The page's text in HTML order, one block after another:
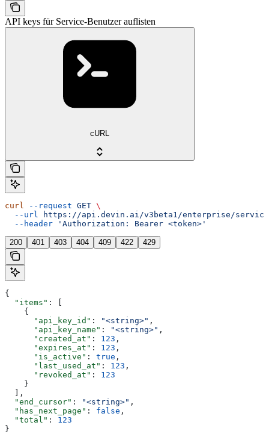
API keys für Service-Benutzer auflisten
cURL
curl --request GET \
  --url
https://api.devin.ai/v3beta1/enterprise/
  --header
'Authorization: Bearer <token>'
200 401 403 404 409 422 429
{
  "items"
: [
    {
      "api_key_id"
: "<string>" ,
      "api_key_name"
: "<string>" ,
      "created_at"
: 123 ,
      "expires_at"
: 123 ,
      "is_active"
: true ,
      "last_used_at"
: 123 ,
      "revoked_at"
: 123
    }
  ],
  "end_cursor"
: "<string>" ,
  "has_next_page"
: false ,
  "total"
: 123
}